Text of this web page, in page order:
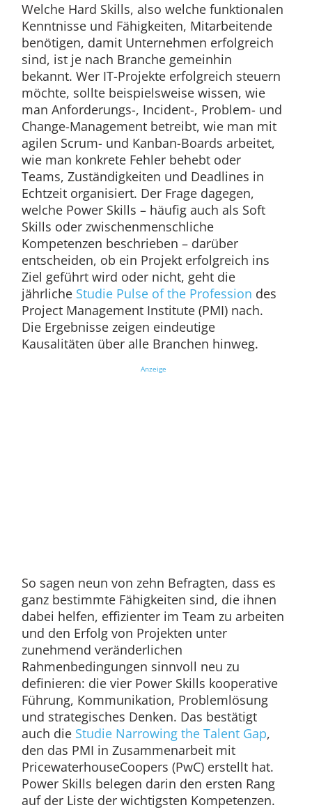
Welche Hard Skills, also welche funktionalen
Kenntnisse und Fähigkeiten, Mitarbeitende
benötigen, damit Unternehmen erfolgreich
sind, ist je nach Branche gemeinhin
bekannt. Wer IT-Projekte erfolgreich steuern
möchte, sollte beispielsweise wissen, wie
man Anforderungs-, Incident-, Problem- und
Change-Management betreibt, wie man mit
agilen Scrum- und Kanban-Boards arbeitet,
wie man konkrete Fehler behebt oder
Teams, Zuständigkeiten und Deadlines in
Echtzeit organisiert. Der Frage dagegen,
welche Power Skills – häufig auch als Soft
Skills oder zwischenmenschliche
Kompetenzen beschrieben – darüber
entscheiden, ob ein Projekt erfolgreich ins
Ziel geführt wird oder nicht, geht die
jährliche Studie Pulse of the Profession des
Project Management Institute (PMI) nach.
Die Ergebnisse zeigen eindeutige
Kausalitäten über alle Branchen hinweg.
Anzeige
So sagen neun von zehn Befragten, dass es
ganz bestimmte Fähigkeiten sind, die ihnen
dabei helfen, effizienter im Team zu arbeiten
und den Erfolg von Projekten unter
zunehmend veränderlichen
Rahmenbedingungen sinnvoll neu zu
definieren: die vier Power Skills kooperative
Führung, Kommunikation, Problemlösung
und strategisches Denken. Das bestätigt
auch die Studie Narrowing the Talent Gap,
den das PMI in Zusammenarbeit mit
PricewaterhouseCoopers (PwC) erstellt hat.
Power Skills belegen darin den ersten Rang
auf der Liste der wichtigsten Kompetenzen.